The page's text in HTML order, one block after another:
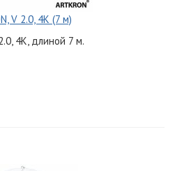
V 2.0, 4K (7 м)
4K, длиной 7 м.